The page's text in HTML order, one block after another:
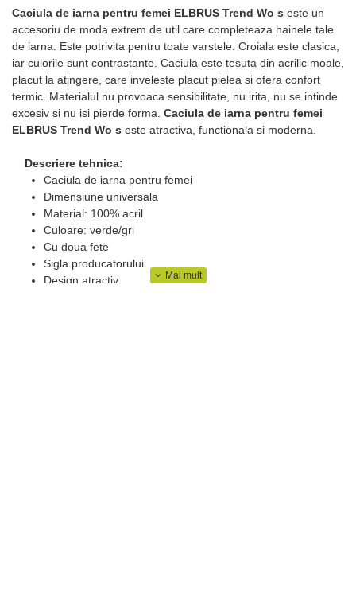
Caciula de iarna pentru femei ELBRUS Trend Wo s este un
accesoriu de moda extrem de util care completeaza hainele tale
de iarna. Este potrivita pentru toate varstele. Croiala este clasica,
iar culorile sunt contrastante. Caciula este tesuta din acrilic moale,
placut la atingere, care inveleste placut pielea si ofera confort
termic. Materialul nu provoaca sensibilitate, nu irita, nu se intinde
excesiv si nu isi pierde forma. Caciula de iarna pentru femei
ELBRUS Trend Wo s este atractiva, functionala si moderna.
Descriere tehnica:
Caciula de iarna pentru femei
Dimensiune universala
Material: 100% acril
Culoare: verde/gri
Cu doua fete
Sigla producatorului
Design atractiv